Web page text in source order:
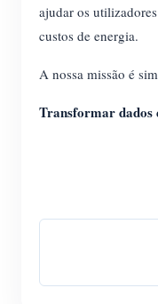
ajudar os
custos de energia.
A nossa missão é
Transformar dados